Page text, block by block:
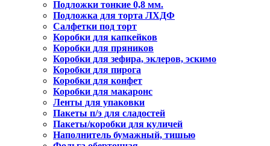
Подложки тонкие 0,8 мм.
Подложка для торта ЛХДФ
Салфетки под торт
Коробки для капкейков
Коробки для пряников
Коробки для зефира, эклеров, эскимо
Коробки для пирога
Коробки для конфет
Коробки для макаронс
Ленты для упаковки
Пакеты п/э для сладостей
Пакеты/коробки для куличей
Наполнитель бумажный, тишью